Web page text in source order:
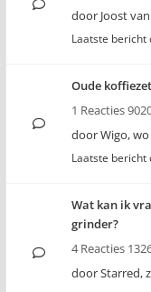
door Joost
Laatste bericht
Oude
1 Reacties
doorWigo,wo
Laatste bericht
Wat kan ik
grinder?
4 Reacties
doorStarred,